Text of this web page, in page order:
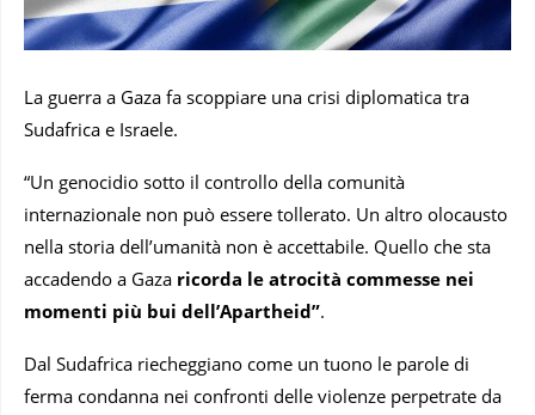
La guerra a Gaza fa scoppiare una crisi diplomatica tra
Sudafrica e Israele.
“Un genocidio sotto il controllo della comunità
internazionale non può essere tollerato. Un altro olocausto
nella storia dell’umanità non è accettabile. Quello che sta
accadendo a Gaza ricorda le atrocità commesse nei
momenti più bui dell’Apartheid”.
Dal Sudafrica riecheggiano come un tuono le parole di
ferma condanna nei confronti delle violenze perpetrate da